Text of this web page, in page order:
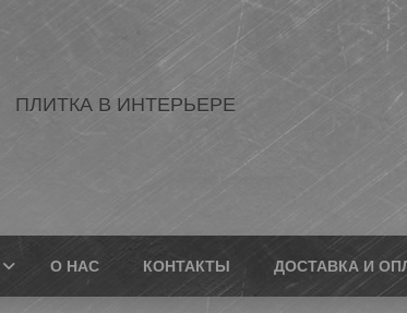
ПЛИТКА В ИНТЕРЬЕРЕ
О НАС КОНТАКТЫ ДОСТАВКА И